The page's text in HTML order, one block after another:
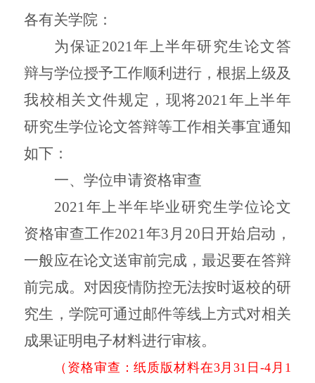
科学研究
平台建设
学生园地
交流合作
各有关学院：
为保证2021年上半年研究生论文答
辩与学位授予工作顺利进行，根据上级及
我校相关文件规定，现将2021年上半年
研究生学位论文答辩等工作相关事宜通知
如下：
一、学位申请资格审查
2021年上半年毕业研究生学位论文
资格审查工作2021年3月20日开始启动，
一般应在论文送审前完成，最迟要在答辩
前完成。对因疫情防控无法按时返校的研
究生，学院可通过邮件等线上方式对相关
成果证明电子材料进行审核。
（资格审查：纸质版材料在3月31日-4月1